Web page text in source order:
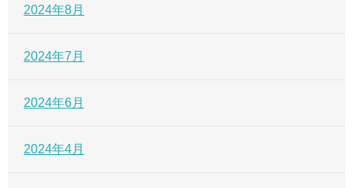
2024年8月
2024年7月
2024年6月
2024年4月